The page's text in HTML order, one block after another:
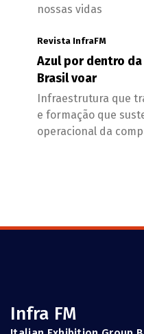
nossas vidas
Revista InfraFM
Azul por dentro
Brasil voar
Infraestrutura que
e formação que
operacional da
Infra FM